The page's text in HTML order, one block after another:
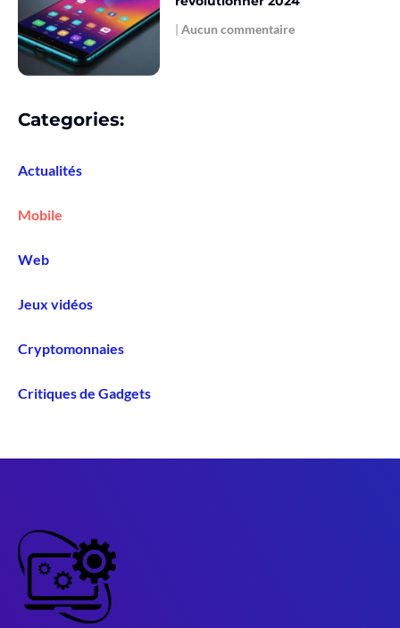
Aucun commentaire
Categories:
Actualités
Mobile
Web
Jeux vidéos
Cryptomonnaies
Critiques de Gadgets